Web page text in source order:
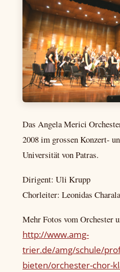
Das Angela Merici
2008 im grossen Konzert-
Universität von Patras.
Dirigent: Uli Krupp
Chorleiter: Leonidas
Mehr Fotos vom Orchester
http://www.amg-
trier.de/amg/schule/
bieten/orchester-chor-